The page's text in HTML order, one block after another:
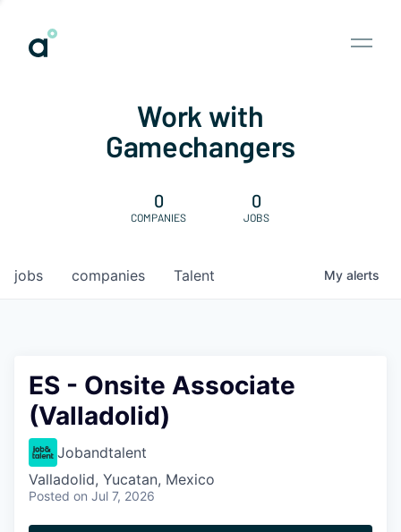
Work with
Gamechangers
0
COMPANIES
0
JOBS
jobs companies Talent My alerts
ES - Onsite Associate
(Valladolid)
Jobandtalent
Valladolid, Yucatan, Mexico
Posted on Jul 7, 2026